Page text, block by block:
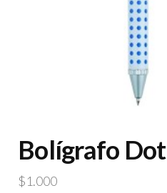
Bolígrafo Dot
$1.000